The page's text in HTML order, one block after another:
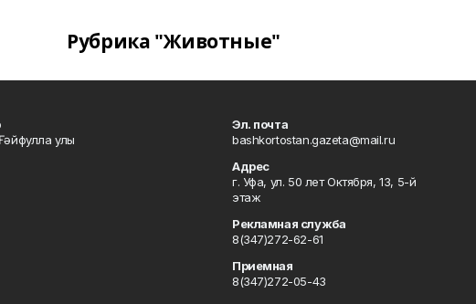
Рубрика "Животные"
улы
Эл. почта
bashkortostan.gazeta@mail.ru
Адрес
г. Уфа, ул. 50 лет Октября, 13, 5-й
этаж
Рекламная служба
8(347)272-62-61
Приемная
8(347)272-05-43